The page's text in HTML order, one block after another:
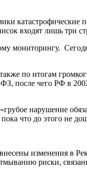
катастрофические
входят лишь
мониторингу.
по итогам
после чего РФ в
нарушение
что до этого не
изменения в
риски,